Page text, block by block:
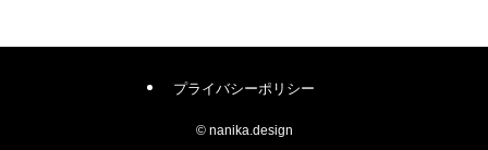
プライバシーポリシー
©nanika.design